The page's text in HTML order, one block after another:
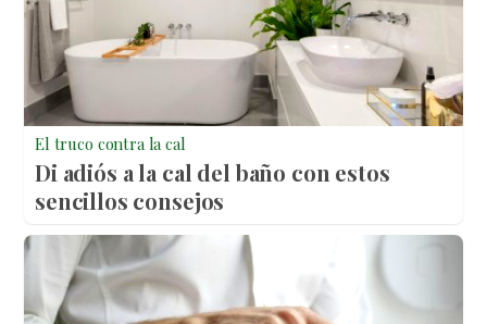
El truco contra la cal
Di adiós a la cal del baño con estos
sencillos consejos